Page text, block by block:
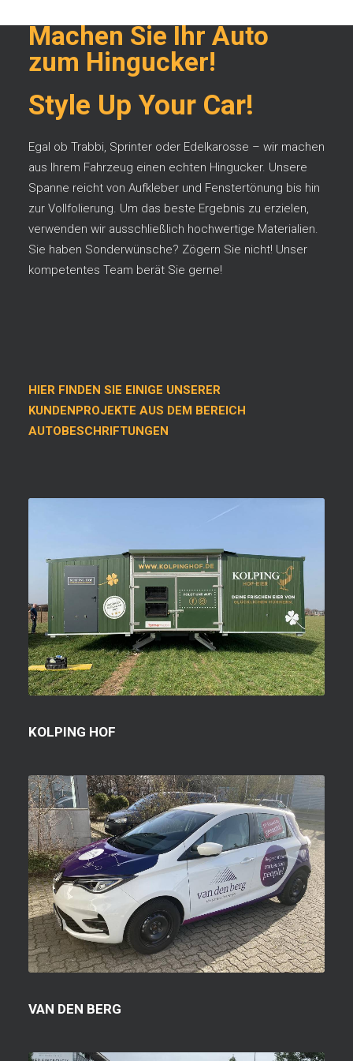
Machen Sie Ihr Auto
zum Hingucker!
Style Up Your Car!
Egal ob Trabbi, Sprinter oder Edelkarosse – wir machen
aus Ihrem Fahrzeug einen echten Hingucker. Unsere
Spanne reicht von Aufkleber und Fenstertönung bis hin
zur Vollfolierung. Um das beste Ergebnis zu erzielen,
verwenden wir ausschließlich hochwertige Materialien.
Sie haben Sonderwünsche? Zögern Sie nicht! Unser
kompetentes Team berät Sie gerne!
HIER FINDEN SIE EINIGE UNSERER
KUNDENPROJEKTE AUS DEM BEREICH
AUTOBESCHRIFTUNGEN
KOLPING HOF
VAN DEN BERG